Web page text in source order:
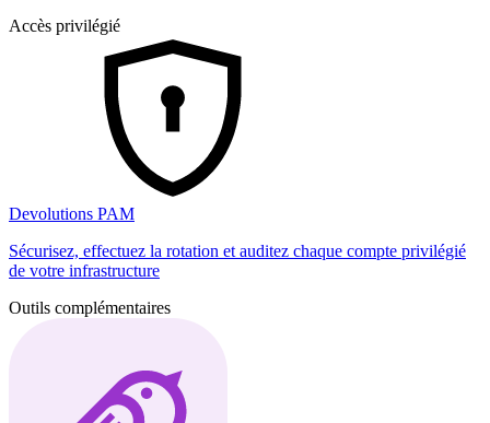
Accès privilégié
Devolutions PAM
Sécurisez, effectuez la rotation et auditez chaque compte privilégié
de votre infrastructure
Outils complémentaires